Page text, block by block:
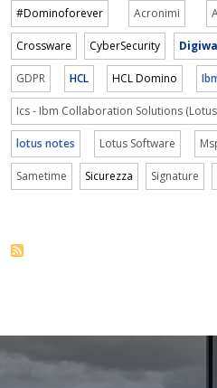
#Dominoforever Acronimi
Crossware CyberSecurity
GDPR HCL HCL Domino
Ics - Ibm Collaboration Solutions
lotus notes Lotus Software
Sametime Sicurezza Signature